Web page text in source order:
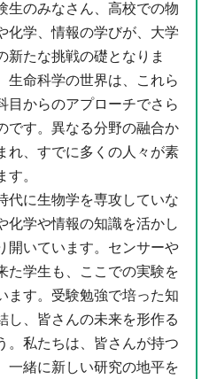
生のみなさん、高校での物
化学、情報の学びが、大学
新たな挑戦の礎となりま
生命科学の世界は、これら
目からのアプローチでさら
です。異なる分野の融合か
れ、すでに多くの人々が素
す。
代に生物学を専攻していな
化学や情報の知識を活かし
開いています。センサーや
た学生も、ここでの実験を
ます。受験勉強で培った知
し、皆さんの未来を形作る
。私たちは、皆さんが持つ
一緒に新しい研究の地平を